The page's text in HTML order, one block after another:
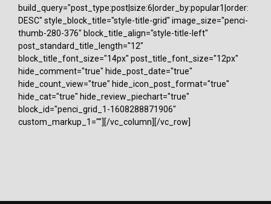
build_query="post_type:post|size:6|order_by:popular1|order:
DESC" style_block_title="style-title-grid" image_size="penci-
thumb-280-376" block_title_align="style-title-left"
post_standard_title_length="12"
block_title_font_size="14px" post_title_font_size="12px"
hide_comment="true" hide_post_date="true"
hide_count_view="true" hide_icon_post_format="true"
hide_cat="true" hide_review_piechart="true"
block_id="penci_grid_1-1608288871906"
custom_markup_1=""][/vc_column][/vc_row]